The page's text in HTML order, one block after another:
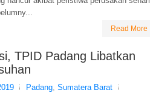
Read More
TPID Padang Libatkan
Padang, Sumatera Barat